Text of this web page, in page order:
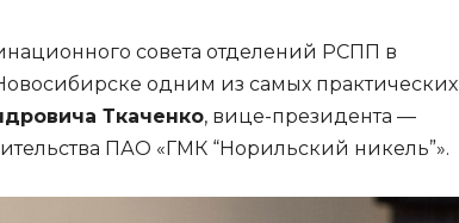
совета отделений РСПП в
одним из самых практических
Ткаченко, вице-президента —
ПАО «ГМК “Норильский никель”».